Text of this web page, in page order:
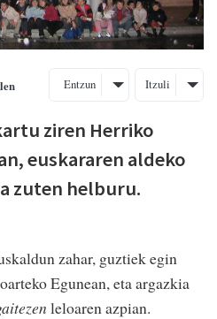
Entzun Itzuli
ziren Herriko
euskararen aldeko
zuten helburu.
zahar, guztiek egin
Egunean, eta argazkia
leloaren azpian.